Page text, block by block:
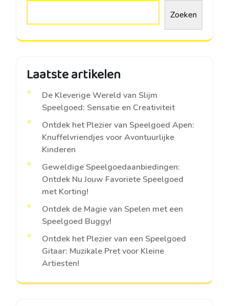
Zoeken
Laatste artikelen
De Kleverige Wereld van Slijm
Speelgoed: Sensatie en Creativiteit
Ontdek het Plezier van Speelgoed Apen:
Knuffelvriendjes voor Avontuurlijke
Kinderen
Geweldige Speelgoedaanbiedingen:
Ontdek Nu Jouw Favoriete Speelgoed
met Korting!
Ontdek de Magie van Spelen met een
Speelgoed Buggy!
Ontdek het Plezier van een Speelgoed
Gitaar: Muzikale Pret voor Kleine
Artiesten!